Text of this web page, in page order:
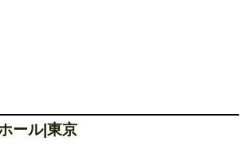
ール|東京